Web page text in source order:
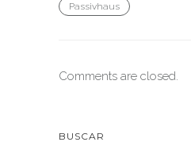
Passivhaus
Comments are closed.
BUSCAR